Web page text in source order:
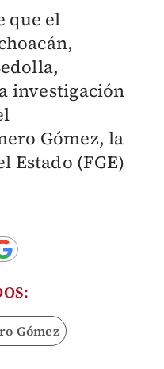
que el
investigación
Gómez, la
Estado (FGE)
Gómez